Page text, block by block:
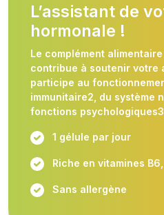
L’assistant de
hormonale !
Le complément
contribue à soutenir votre
participe au
immunitaire2, du système
fonctions
1 gélule par jour
Riche en vitamines B6,
Sans allergène